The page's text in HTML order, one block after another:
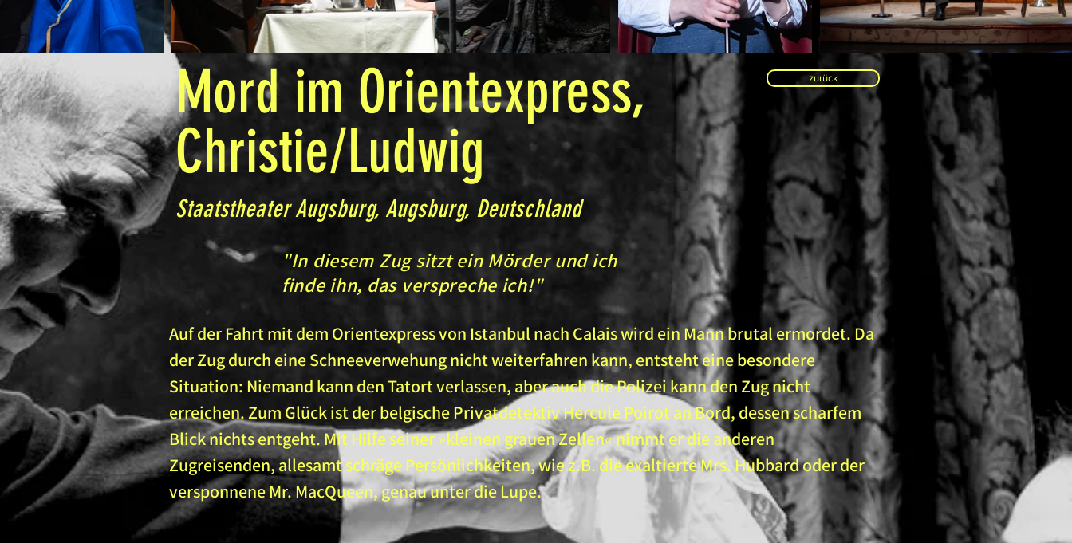
Mord im Orientexpress,
Christie/Ludwig
zurück
Staatstheater Augsburg, Augsburg, Deutschland
"In diesem Zug sitzt ein Mörder und ich
finde ihn, das verspreche ich!"
Auf der Fahrt mit dem Orientexpress von Istanbul nach Calais wird ein Mann brutal ermordet. Da
der Zug durch eine Schneeverwehung nicht weiterfahren kann, entsteht eine besondere
Situation: Niemand kann den Tatort verlassen, aber auch die Polizei kann den Zug nicht
erreichen. Zum Glück ist der belgische Privatdetektiv Hercule Poirot an Bord, dessen scharfem
Blick nichts entgeht. Mit Hilfe seiner »kleinen grauen Zellen« nimmt er die anderen
Zugreisenden, allesamt schräge Persönlichkeiten, wie z.B. die exaltierte Mrs. Hubbard oder der
versponnene Mr. MacQueen, genau unter die Lupe.